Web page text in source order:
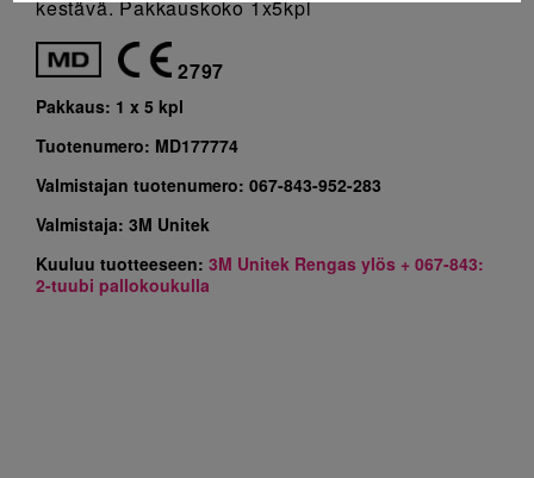
kestävä. Pakkauskoko 1x5kpl
2797
Pakkaus: 1 x 5 kpl
Tuotenumero: MD177774
Valmistajan tuotenumero: 067-843-952-283
Valmistaja: 3M Unitek
Kuuluu tuotteeseen: 3M Unitek Rengas ylös + 067-843:
2-tuubi pallokoukulla